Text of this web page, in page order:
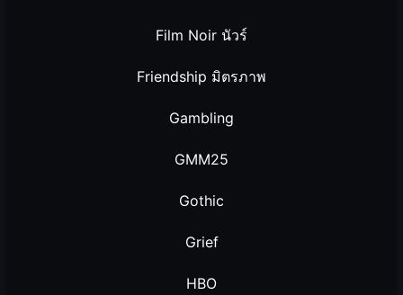
Film Noir นัวร์
Friendship มิตรภาพ
Gambling
GMM25
Gothic
Grief
HBO